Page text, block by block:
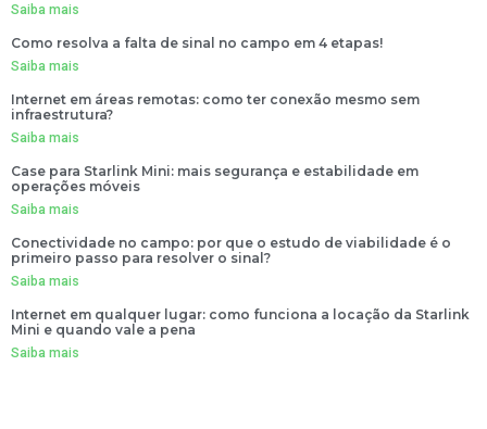
Saiba mais
Como resolva a falta de sinal no campo em 4 etapas!
Saiba mais
Internet em áreas remotas: como ter conexão mesmo sem
infraestrutura?
Saiba mais
Case para Starlink Mini: mais segurança e estabilidade em
operações móveis
Saiba mais
Conectividade no campo: por que o estudo de viabilidade é o
primeiro passo para resolver o sinal?
Saiba mais
Internet em qualquer lugar: como funciona a locação da Starlink
Mini e quando vale a pena
Saiba mais